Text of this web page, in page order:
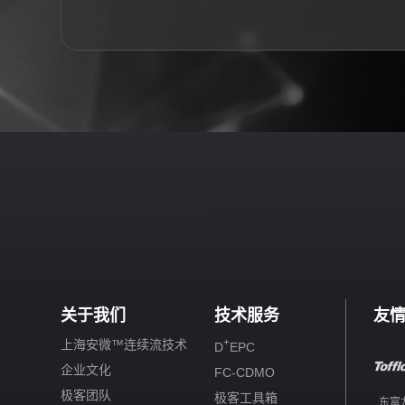
关于我们
上海安微™连续流技术
企业文化
极客团队
技术服务
D + EPC
FC-CDMO
友